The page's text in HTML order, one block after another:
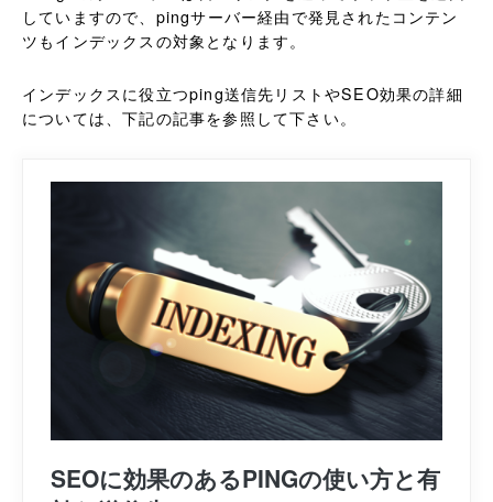
していますので、pingサーバー経由で発見されたコンテン
ツもインデックスの対象となります。
インデックスに役立つping送信先リストやSEO効果の詳細
については、下記の記事を参照して下さい。
SEOに効果のあるPINGの使い方と有